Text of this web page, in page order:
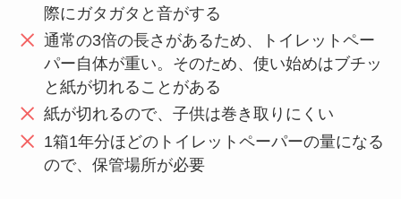
際にガタガタと音がする
通常の3倍の長さがあるため、トイレットペー
パー自体が重い。そのため、使い始めはブチッ
と紙が切れることがある
紙が切れるので、子供は巻き取りにくい
1箱1年分ほどのトイレットペーパーの量になる
ので、保管場所が必要